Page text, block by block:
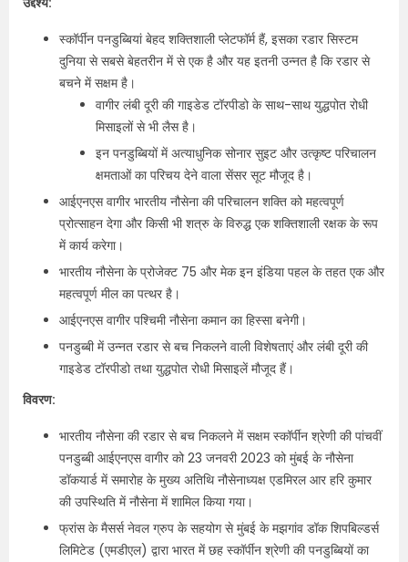
स्कॉर्पीन पनडुब्बियां बेहद शक्तिशाली प्लेटफॉर्म हैं, इसका रडार सिस्टम
दुनिया से सबसे बेहतरीन में से एक है और यह इतनी उन्नत है कि रडार से
बचने में सक्षम है।
वागीर लंबी दूरी की गाइडेड टॉरपीडो के साथ-साथ युद्धपोत रोधी
मिसाइलों से भी लैस है।
इन पनडुब्बियों में अत्याधुनिक सोनार सुइट और उत्कृष्ट परिचालन
क्षमताओं का परिचय देने वाला सेंसर सूट मौजूद है।
आईएनएस वागीर भारतीय नौसेना की परिचालन शक्ति को महत्वपूर्ण
प्रोत्साहन देगा और किसी भी शत्रु के विरुद्ध एक शक्तिशाली रक्षक के रूप
में कार्य करेगा।
भारतीय नौसेना के प्रोजेक्ट 75 और मेक इन इंडिया पहल के तहत एक और
महत्वपूर्ण मील का पत्थर है।
आईएनएस वागीर पश्चिमी नौसेना कमान का हिस्सा बनेगी।
पनडुब्बी में उन्नत रडार से बच निकलने वाली विशेषताएं और लंबी दूरी की
गाइडेड टॉरपीडो तथा युद्धपोत रोधी मिसाइलें मौजूद हैं।
विवरण:
भारतीय नौसेना की रडार से बच निकलने में सक्षम स्कॉर्पीन श्रेणी की पांचवीं
पनडुब्बी आईएनएस वागीर को 23 जनवरी 2023 को मुंबई के नौसेना
डॉकयार्ड में समारोह के मुख्य अतिथि नौसेनाध्यक्ष एडमिरल आर हरि कुमार
की उपस्थिति में नौसेना में शामिल किया गया।
फ्रांस के मैसर्स नेवल ग्रुप के सहयोग से मुंबई के मझगांव डॉक शिपबिल्डर्स
लिमिटेड (एमडीएल) द्वारा भारत में छह स्कॉर्पीन श्रेणी की पनडुब्बियों का